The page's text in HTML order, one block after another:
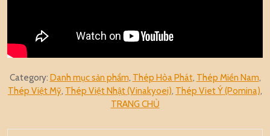
Category: Danh mục sản phẩm, Thép Hòa Phát, Thép Miền Nam,
Thép Việt Mỹ, Thép Việt Nhật (Vinakyoei), Thép Viet Ý (Pomina),
TRANG CHỦ